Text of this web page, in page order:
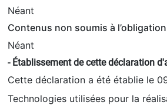
Néant
Contenus non soumis à
Néant
- Établissement de cette déclaration
Cette déclaration a été établie le
Technologies utilisées pour la